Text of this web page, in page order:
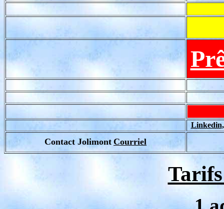
Linkedin
Contact Jolimont Courriel